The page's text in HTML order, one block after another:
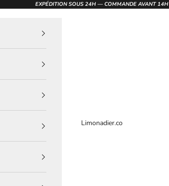
EXPÉDITION SOUS 24H — COMMANDE AVANT 14H
Limonadier.co